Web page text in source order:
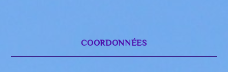
COORDONNÉES